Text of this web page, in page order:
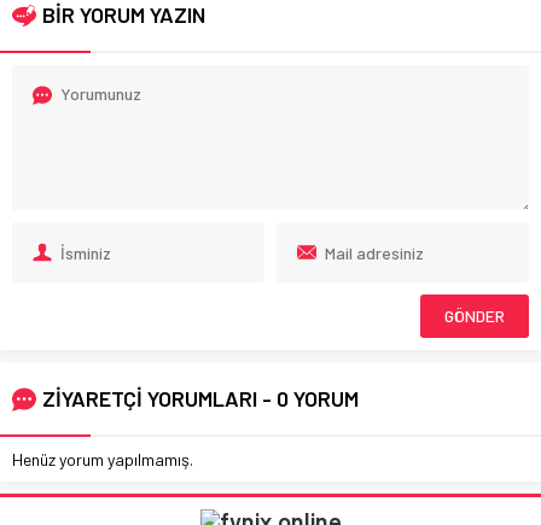
BİR YORUM YAZIN
ZİYARETÇİ YORUMLARI - 0 YORUM
Henüz yorum yapılmamış.